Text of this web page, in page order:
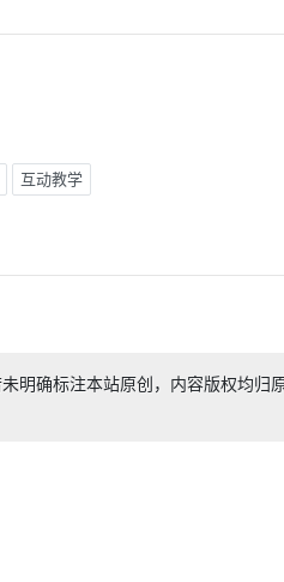
互动教学
明确标注本站原创，内容版权均归